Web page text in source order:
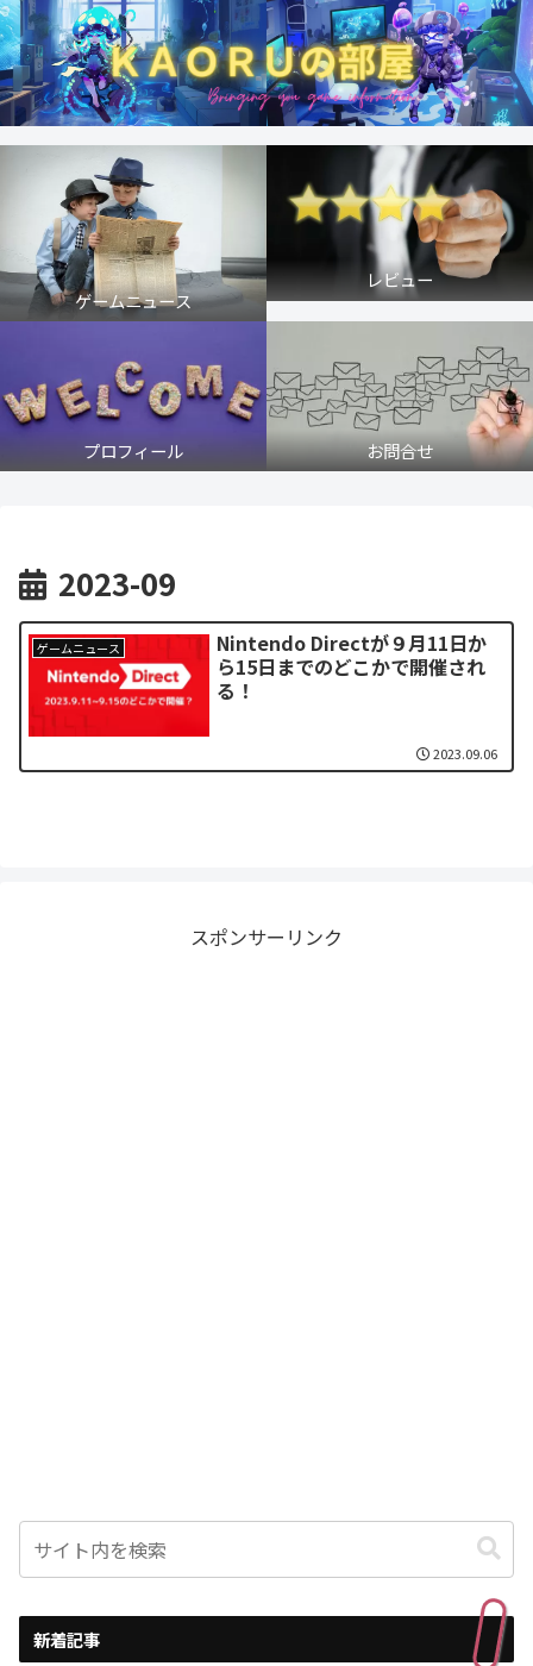
ゲームニュース
レビュー
プロフィール お問合せ
2023-09
ゲームニュース
Nintendo Directが９月11日か
ら15日までのどこかで開催され
る！
2023.09.06
スポンサーリンク
新着記事